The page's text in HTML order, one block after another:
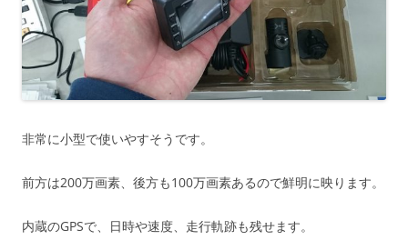
非常に小型で使いやすそうです。
前方は200万画素、後方も100万画素あるので鮮明に映ります。
内蔵のGPSで、日時や速度、走行軌跡も残せます。